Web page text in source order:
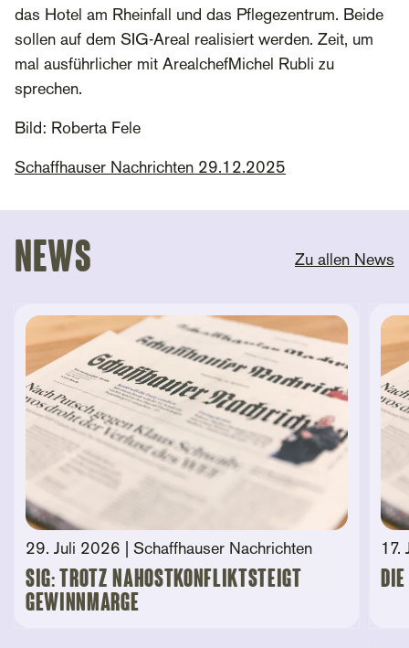
das Hotel am Rheinfall und das Pflegezentrum. Beide
sollen auf dem SIG-Areal realisiert werden. Zeit, um
mal ausführlicher mit ArealchefMichel Rubli zu
sprechen.
Bild: Roberta Fele
Schaffhauser Nachrichten 29.12.2025
News Zu allen News
29. Juli 2026 | Schaffhauser Nachrichten
SIG: Trotz Nahostkonfliktsteigt
Gewinnmarge
17.